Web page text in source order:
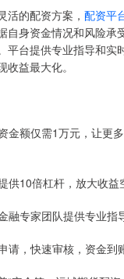
活的配资方案， 配资平
自身资金情况和风险承
平台提供专业指导和实
益最大化。
金额仅需1万元，让更
供10倍杠杆，放大收益
融专家团队提供专业指
请，快速审核，资金到